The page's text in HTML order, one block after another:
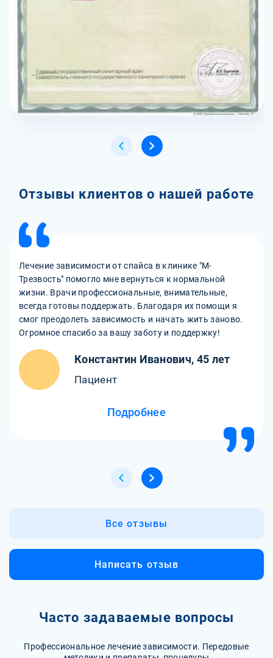
Отзывы клиентов о нашей работе
Лечение зависимости от спайса в клинике "М-
Трезвость" помогло мне вернуться к нормальной
жизни. Врачи профессиональные, внимательные,
всегда готовы поддержать. Благодаря их помощи я
смог преодолеть зависимость и начать жить заново.
Огромное спасибо за вашу заботу и поддержку!
Константин Иванович, 45 лет
Пациент
Подробнее
Все отзывы
Написать отзыв
Часто задаваемые вопросы
Профессиональное лечение зависимости. Передовые